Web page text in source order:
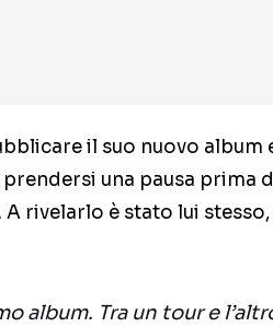
il suo nuovo album
una pausa prima
rivelarlo è stato lui
album. Tra un tour e